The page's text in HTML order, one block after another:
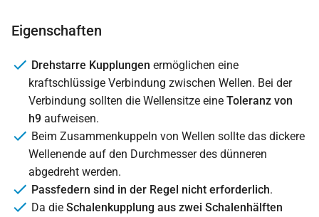
Eigenschaften
Drehstarre Kupplungen ermöglichen eine
kraftschlüssige Verbindung zwischen Wellen. Bei der
Verbindung sollten die Wellensitze eine Toleranz von
h9 aufweisen.
Beim Zusammenkuppeln von Wellen sollte das dickere
Wellenende auf den Durchmesser des dünneren
abgedreht werden.
Passfedern sind in der Regel nicht erforderlich.
Da die Schalenkupplung aus zwei Schalenhälften